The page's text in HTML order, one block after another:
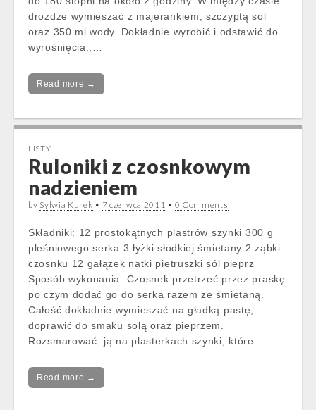
drożdże wymieszać z majerankiem, szczyptą sol
oraz 350 ml wody. Dokładnie wyrobić i odstawić do
wyrośnięcia.,…
Read more →
LISTY
Ruloniki z czosnkowym
nadzieniem
by Sylwia Kurek • 7 czerwca 2011 • 0 Comments
Składniki: 12 prostokątnych plastrów szynki 300 g
pleśniowego serka 3 łyżki słodkiej śmietany 2 ząbki
czosnku 12 gałązek natki pietruszki sól pieprz
Sposób wykonania: Czosnek przetrzeć przez praskę
po czym dodać go do serka razem ze śmietaną.
Całość dokładnie wymieszać na gładką pastę,
doprawić do smaku solą oraz pieprzem.
Rozsmarować ją na plasterkach szynki, które…
Read more →